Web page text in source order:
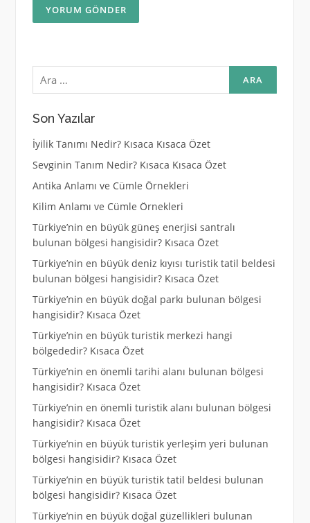
Arama:
Son Yazılar
İyilik Tanımı Nedir? Kısaca Kısaca Özet
Sevginin Tanım Nedir? Kısaca Kısaca Özet
Antika Anlamı ve Cümle Örnekleri
Kilim Anlamı ve Cümle Örnekleri
Türkiye’nin en büyük güneş enerjisi santralı
bulunan bölgesi hangisidir? Kısaca Özet
Türkiye’nin en büyük deniz kıyısı turistik tatil beldesi
bulunan bölgesi hangisidir? Kısaca Özet
Türkiye’nin en büyük doğal parkı bulunan bölgesi
hangisidir? Kısaca Özet
Türkiye’nin en büyük turistik merkezi hangi
bölgededir? Kısaca Özet
Türkiye’nin en önemli tarihi alanı bulunan bölgesi
hangisidir? Kısaca Özet
Türkiye’nin en önemli turistik alanı bulunan bölgesi
hangisidir? Kısaca Özet
Türkiye’nin en büyük turistik yerleşim yeri bulunan
bölgesi hangisidir? Kısaca Özet
Türkiye’nin en büyük turistik tatil beldesi bulunan
bölgesi hangisidir? Kısaca Özet
Türkiye’nin en büyük doğal güzellikleri bulunan